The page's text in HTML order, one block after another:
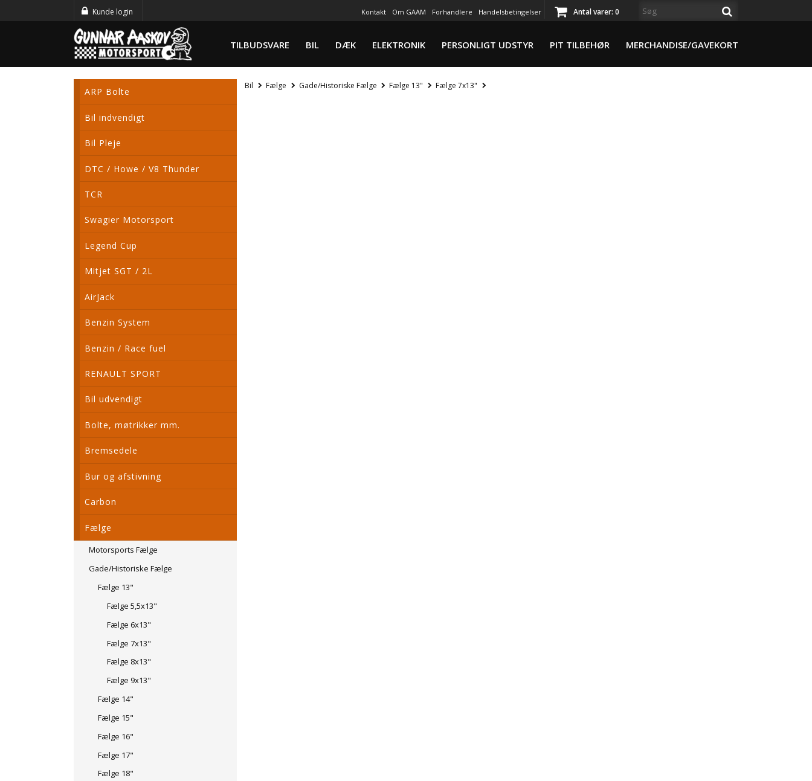
Kunde login Kontakt Om GAAM Forhandlere Handelsbetingelser Antal varer: 0
TILBUDSVARE BIL DÆK ELEKTRONIK PERSONLIGT UDSTYR PIT TILBEHØR MERCHANDISE/GAVEKORT
ARP Bolte
Bil indvendigt
Bil Pleje
DTC / Howe / V8 Thunder
TCR
Swagier Motorsport
Legend Cup
Mitjet SGT / 2L
AirJack
Benzin System
Benzin / Race fuel
RENAULT SPORT
Bil udvendigt
Bolte, møtrikker mm.
Bremsedele
Bur og afstivning
Carbon
Fælge
Motorsports Fælge
Gade/Historiske Fælge
Fælge 13"
Fælge 5,5x13"
Fælge 6x13"
Fælge 7x13"
Fælge 8x13"
Fælge 9x13"
Fælge 14"
Fælge 15"
Fælge 16"
Fælge 17"
Fælge 18"
Bil Fælge Gade/Historiske Fælge Fælge 13" Fælge 7x13"